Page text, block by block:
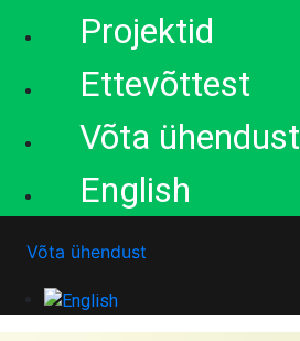
Projektid
Ettevõttest
Võta ühendust
English
Võta ühendust